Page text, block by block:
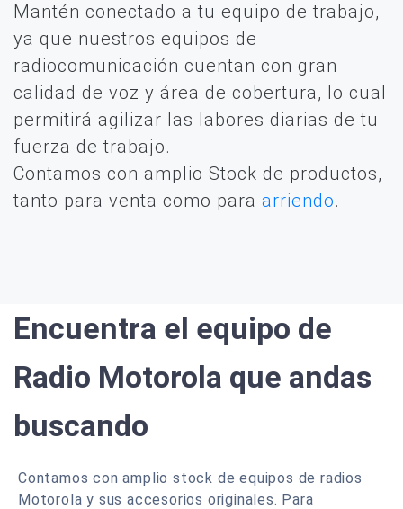
Mantén conectado a tu equipo de trabajo,
ya que nuestros equipos de
radiocomunicación cuentan con gran
calidad de voz y área de cobertura, lo cual
permitirá agilizar las labores diarias de tu
fuerza de trabajo.
Contamos con amplio Stock de productos,
tanto para venta como para arriendo.
Encuentra el equipo de
Radio Motorola que andas
buscando
Contamos con amplio stock de equipos de radios
Motorola y sus accesorios originales. Para